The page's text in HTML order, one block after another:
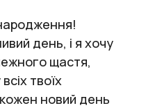
день, і я хочу
щастя,
твоїх
новий день